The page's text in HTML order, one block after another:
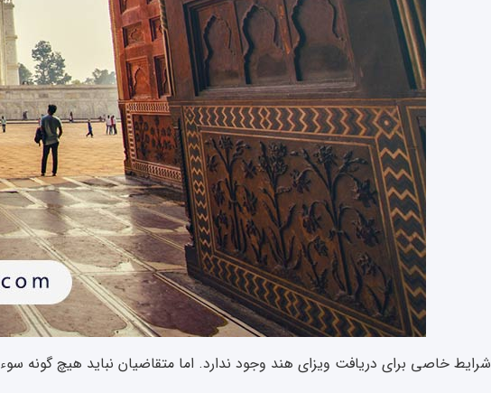
شرایط خاصی برای دریافت ویزای هند وجود ندارد. اما متقاضیان نباید هیچ گونه